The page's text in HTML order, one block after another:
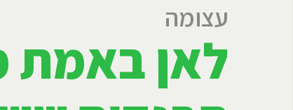
עצומה
לאן באמת